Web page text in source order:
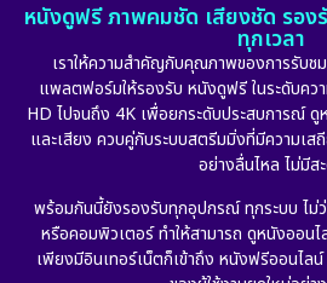
หนังดูฟรี ภาพคมชัด เสียงชัด รอ
ทุกเวลา
เราให้ความสำคัญกับคุณภาพของการรับ
แพลตฟอร์มให้รองรับ หนังดูฟรี ในระดับค
HD ไปจนถึง 4K เพื่อยกระดับประสบการณ์
และเสียง ควบคู่กับระบบสตรีมมิ่งที่มีความเส
อย่างลื่นไหล ไม่มีส
พร้อมกันนี้ยังรองรับทุกอุปกรณ์ ทุกระบบ ไม่
หรือคอมพิวเตอร์ ทำให้สามารถ ดูหนังออนไ
เพียงมีอินเทอร์เน็ตก็เข้าถึง หนังฟรีออนไล